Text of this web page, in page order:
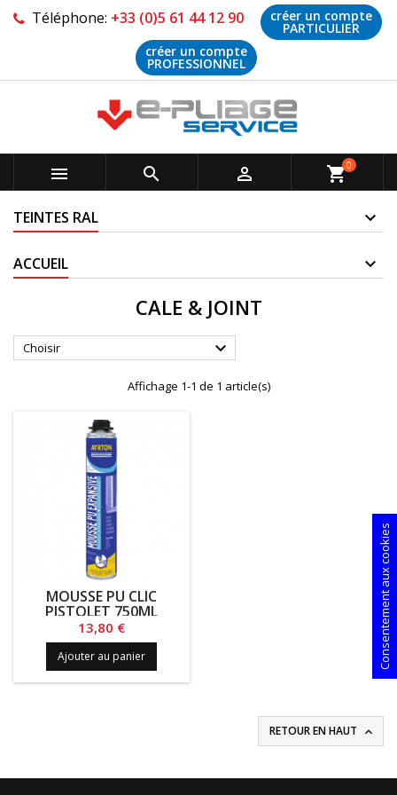
Téléphone: +33 (0)5 61 44 12 90 créer un compte
PARTICULIER
créer un compte
PROFESSIONNEL
   shopping_cart0
TEINTES RAL
ACCUEIL
CALE & JOINT
Choisir 
Affichage 1-1 de 1 article(s)
MOUSSE PU CLIC
PISTOLET 750ML
Prix
13,80 €
Ajouter au panier
RETOUR EN HAUT 
Consentement aux cookies